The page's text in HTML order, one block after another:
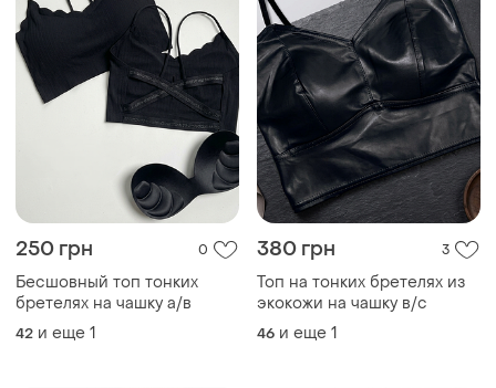
250 грн 0
Бесшовный топ тонких
бретелях на чашку а/в
42 и еще 1
380 грн 3
Топ на тонких бретелях из
экокожи на чашку в/с
46 и еще 1